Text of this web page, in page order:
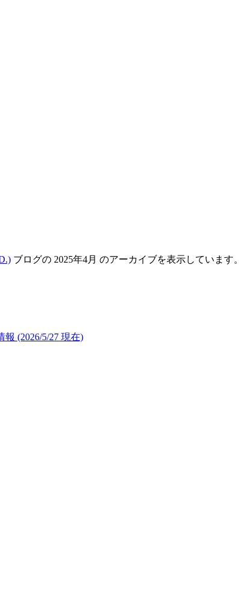
ブログの 2025年4月 のアーカイブを表示しています。
報 (2026/5/27 現在)